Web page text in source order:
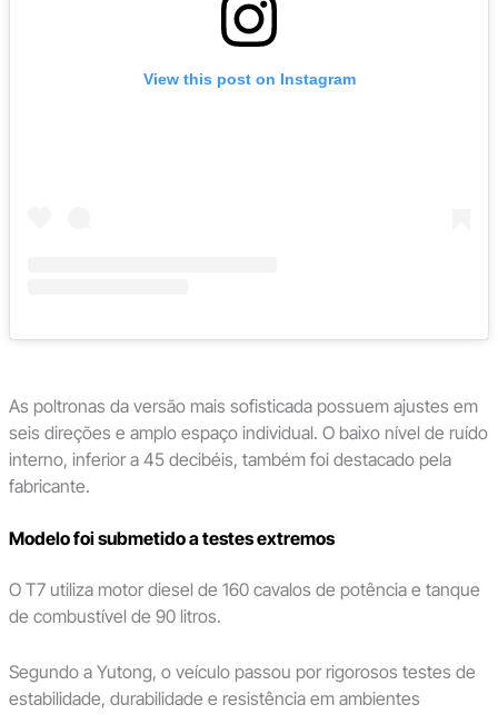
View this post on Instagram
As poltronas da versão mais sofisticada possuem ajustes em
seis direções e amplo espaço individual. O baixo nível de ruído
interno, inferior a 45 decibéis, também foi destacado pela
fabricante.
Modelo foi submetido a testes extremos
O T7 utiliza motor diesel de 160 cavalos de potência e tanque
de combustível de 90 litros.
Segundo a Yutong, o veículo passou por rigorosos testes de
estabilidade, durabilidade e resistência em ambientes